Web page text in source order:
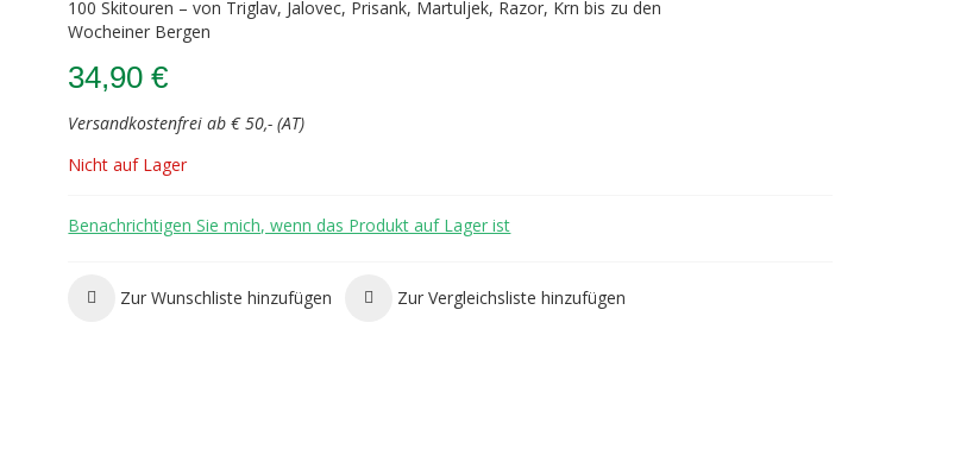
100 Skitouren – von Triglav, Jalovec, Prisank, Martuljek, Razor, Krn bis zu den
Wocheiner Bergen
34,90 €
Versandkostenfrei ab € 50,- (AT)
Nicht auf Lager
Benachrichtigen Sie mich, wenn das Produkt auf Lager ist
Zur Wunschliste hinzufügen Zur Vergleichsliste hinzufügen